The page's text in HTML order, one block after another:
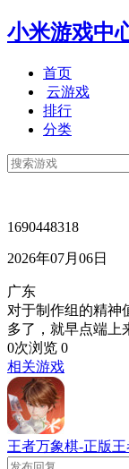
小米游戏中
首页
云游戏
排行
分类
1690448318
2026年07月06日
广东
对于制作组的精神
多了，就早点端上
0次浏览 0
相关游戏
王者万象棋-正版